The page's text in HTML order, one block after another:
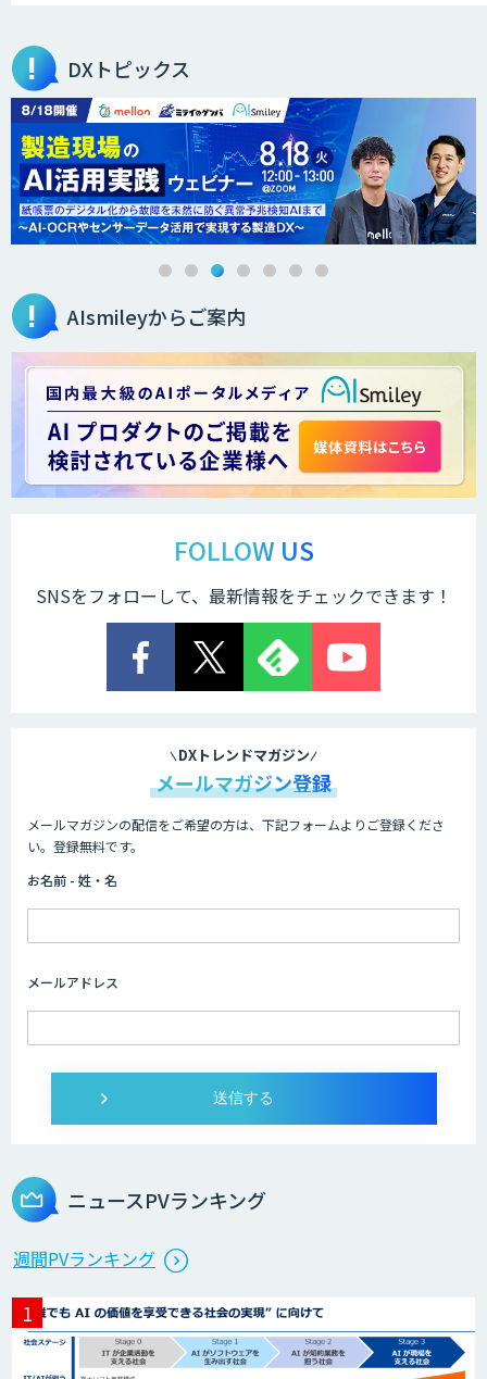
業務特化型AIエージェントの開発支援
「業務AIプロ」
Dify導入支援
Dify開発支援
展示会の名刺を商談に変える
「GenLead」
自動化AIエージェント開発
Salesforce入力・ナーチャリング自動化
エージェント開発
ト開発
需要予測＋業務最適化AIシステム
imprai ezCheck
miibo
Web接客を進化させる対話型AIエージェ
ント「AI’mON for WEB」
AIエージェント構築支援サービス
DXトピックス
AIsmileyからご案内
FOLLOW US
SNSをフォローして、最新情報をチェックできます！
DXトレンドマガジン
メールマガジン登録
メールマガジンの配信をご希望の方は、下記フォームよりご登録くださ
い。登録無料です。
お名前 - 姓・名
メールアドレス
ニュースPVランキング
週間PVランキング